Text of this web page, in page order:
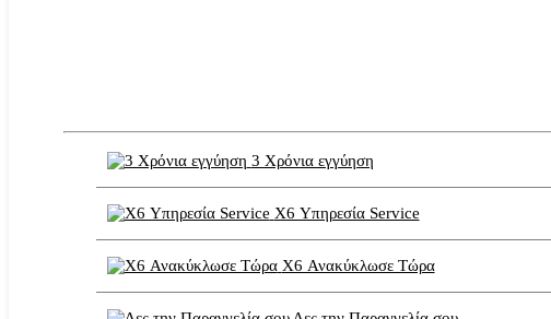
3 Χρόνια εγγύηση
X6 Υπηρεσία Service
X6 Ανακύκλωσε Τώρα